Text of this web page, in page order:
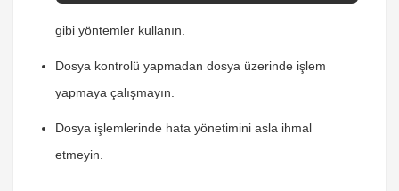
gibi yöntemler kullanın.
Dosya kontrolü yapmadan dosya üzerinde işlem
yapmaya çalışmayın.
Dosya işlemlerinde hata yönetimini asla ihmal
etmeyin.